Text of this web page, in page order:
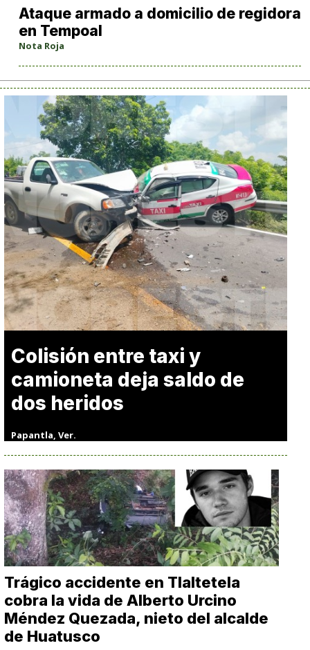
Ataque armado a domicilio de regidora
en Tempoal
Nota Roja
Colisión entre taxi y
camioneta deja saldo de
dos heridos
Papantla, Ver.
Trágico accidente en Tlaltetela
cobra la vida de Alberto Urcino
Méndez Quezada, nieto del alcalde
de Huatusco